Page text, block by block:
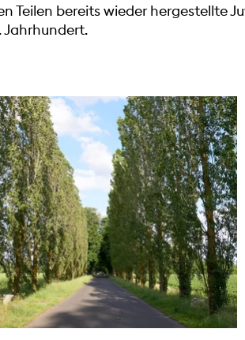
Teilen bereits wieder hergestellte
Jahrhundert.